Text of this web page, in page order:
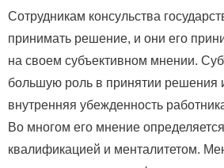
Сотрудникам консульства
принимать решение, и они его
на своем субъективном мнении.
большую роль в принятии решения
внутренняя убежденность
Во многом его мнение
квалификацией и менталитетом.